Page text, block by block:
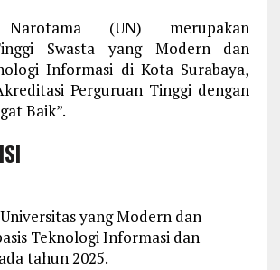
Narotama (UN) merupakan
Swasta yang Modern dan
Informasi di Kota Surabaya,
Perguruan Tinggi dengan
Baik”.
yang Modern dan
Teknologi Informasi dan
tahun 2025.